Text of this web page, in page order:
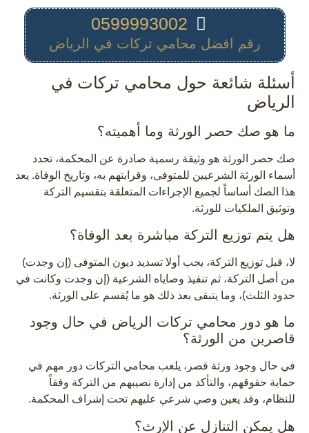
رقم افضل محامي تركات في الرياض
أسئلة شائعة حول محامي تركات في
الرياض
ما هو صك حصر الورثة وما أهميته؟
صك حصر الورثة هو وثيقة رسمية صادرة عن المحكمة، تحدد
أسماء الورثة الشرعيين للمتوفى، وقرابتهم به، وتاريخ الوفاة. يعد
هذا الصك أساساً لجميع الإجراءات المتعلقة بتقسيم التركة
وتوثيق الملكيات للورثة.
هل يتم توزيع التركة مباشرة بعد الوفاة؟
لا، قبل توزيع التركة، يجب أولا تسديد ديون المتوفى (إن وجدت)
من أصل التركة، ثم تنفيذ وصاياه الشرعية (إن وجدت وكانت في
حدود الثلث)، وما يتبقى بعد ذلك هو ما يُقسم على الورثة.
ما هو دور محامي تركات الرياض في حال وجود
قاصرين من الورثة؟
في حال وجود ورثة قصر، يلعب محامي التركات دور مهم في
حماية حقوقهم، والتأكد من إدارة نصيبهم من التركة وفقاً
للنظام، وقد يعين وصي شرعي عليهم تحت إشراف المحكمة.
هل يمكن التنازل عن الإرث؟